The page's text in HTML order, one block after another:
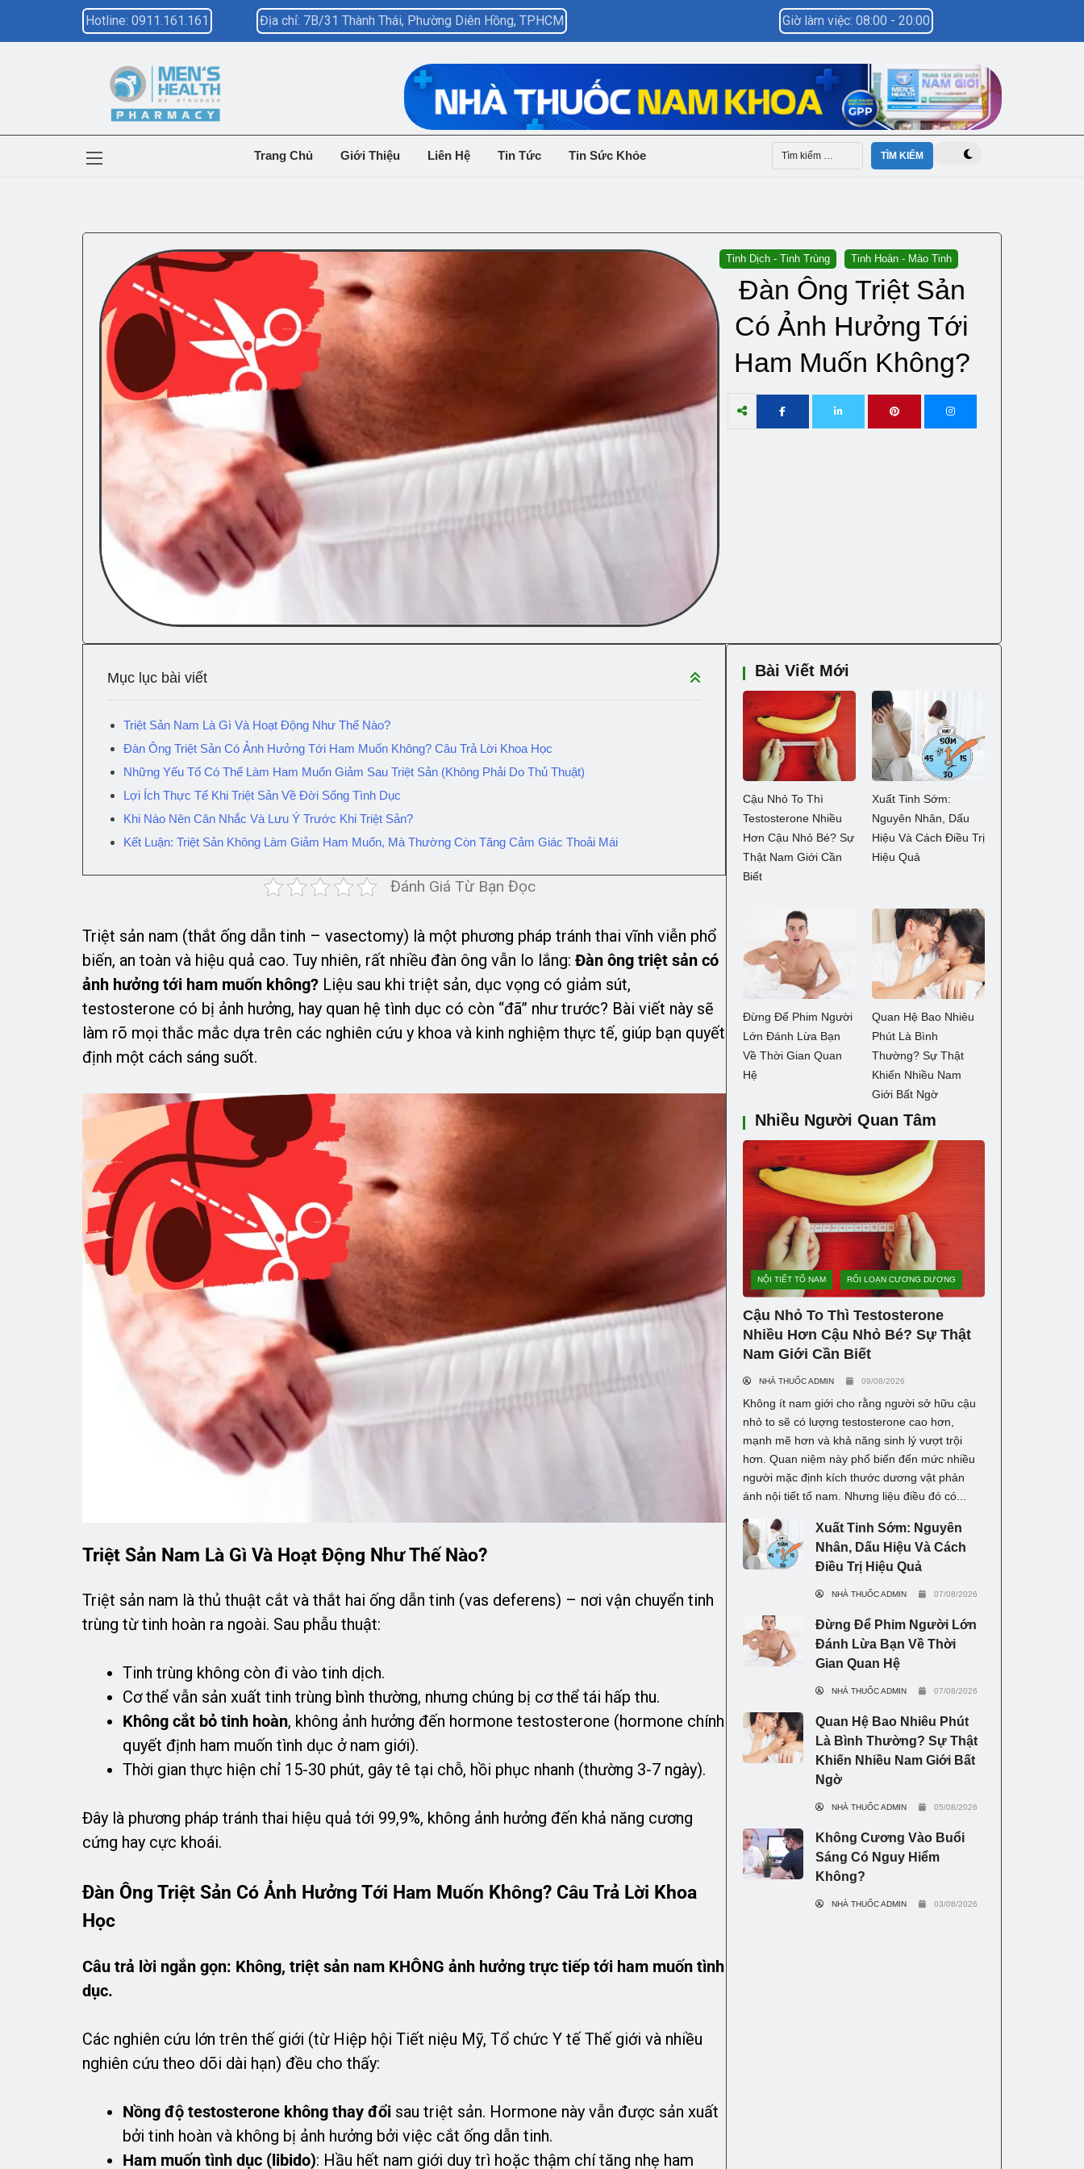
Hotline: 0911.161.161 Địa chỉ: 7B/31 Thành Thái, Phường Diên Hồng, TPHCM Giờ làm việc: 08:00 - 20:00
Trang Chủ Giới Thiệu Liên Hệ Tin Tức Tin Sức Khỏe
Tinh Dịch - Tinh Trùng Tinh Hoàn - Mào Tinh
Đàn Ông Triệt Sản
Có Ảnh Hưởng Tới
Ham Muốn Không?
Mục lục bài viết
Triệt Sản Nam Là Gì Và Hoạt Động Như Thế Nào?
Đàn Ông Triệt Sản Có Ảnh Hưởng Tới Ham Muốn Không? Câu Trả Lời Khoa Học
Những Yếu Tố Có Thể Làm Ham Muốn Giảm Sau Triệt Sản (Không Phải Do Thủ Thuật)
Lợi Ích Thực Tế Khi Triệt Sản Về Đời Sống Tình Dục
Khi Nào Nên Cân Nhắc Và Lưu Ý Trước Khi Triệt Sản?
Kết Luận: Triệt Sản Không Làm Giảm Ham Muốn, Mà Thường Còn Tăng Cảm Giác Thoải Mái
Đánh Giá Từ Bạn Đọc
Triệt sản nam (thắt ống dẫn tinh – vasectomy) là một phương pháp tránh thai vĩnh viễn phổ
biến, an toàn và hiệu quả cao. Tuy nhiên, rất nhiều đàn ông vẫn lo lắng: Đàn ông triệt sản có
ảnh hưởng tới ham muốn không? Liệu sau khi triệt sản, dục vọng có giảm sút,
testosterone có bị ảnh hưởng, hay quan hệ tình dục có còn “đã” như trước? Bài viết này sẽ
làm rõ mọi thắc mắc dựa trên các nghiên cứu y khoa và kinh nghiệm thực tế, giúp bạn quyết
định một cách sáng suốt.
Triệt Sản Nam Là Gì Và Hoạt Động Như Thế Nào?
Triệt sản nam là thủ thuật cắt và thắt hai ống dẫn tinh (vas deferens) – nơi vận chuyển tinh
trùng từ tinh hoàn ra ngoài. Sau phẫu thuật:
Tinh trùng không còn đi vào tinh dịch.
Cơ thể vẫn sản xuất tinh trùng bình thường, nhưng chúng bị cơ thể tái hấp thu.
Không cắt bỏ tinh hoàn, không ảnh hưởng đến hormone testosterone (hormone chính
quyết định ham muốn tình dục ở nam giới).
Thời gian thực hiện chỉ 15-30 phút, gây tê tại chỗ, hồi phục nhanh (thường 3-7 ngày).
Đây là phương pháp tránh thai hiệu quả tới 99,9%, không ảnh hưởng đến khả năng cương
cứng hay cực khoái.
Đàn Ông Triệt Sản Có Ảnh Hưởng Tới Ham Muốn Không? Câu Trả Lời Khoa
Học
Câu trả lời ngắn gọn: Không, triệt sản nam KHÔNG ảnh hưởng trực tiếp tới ham muốn tình
dục.
Các nghiên cứu lớn trên thế giới (từ Hiệp hội Tiết niệu Mỹ, Tổ chức Y tế Thế giới và nhiều
nghiên cứu theo dõi dài hạn) đều cho thấy:
Nồng độ testosterone không thay đổi sau triệt sản. Hormone này vẫn được sản xuất
bởi tinh hoàn và không bị ảnh hưởng bởi việc cắt ống dẫn tinh.
Ham muốn tình dục (libido): Hầu hết nam giới duy trì hoặc thậm chí tăng nhẹ ham
Bài Viết Mới
Cậu Nhỏ To Thì
Testosterone Nhiều
Hơn Cậu Nhỏ Bé? Sự
Thật Nam Giới Cần
Biết
Xuất Tinh Sớm:
Nguyên Nhân, Dấu
Hiệu Và Cách Điều Trị
Hiệu Quả
Đừng Để Phim Người
Lớn Đánh Lừa Bạn
Về Thời Gian Quan
Hệ
Quan Hệ Bao Nhiêu
Phút Là Bình
Thường? Sự Thật
Khiến Nhiều Nam
Giới Bất Ngờ
Nhiều Người Quan Tâm
NỘI TIẾT TỐ NAM RỐI LOẠN CƯƠNG DƯƠNG
Cậu Nhỏ To Thì Testosterone
Nhiều Hơn Cậu Nhỏ Bé? Sự Thật
Nam Giới Cần Biết
NHÀ THUỐC ADMIN 09/08/2026
Không ít nam giới cho rằng người sở hữu cậu
nhỏ to sẽ có lượng testosterone cao hơn,
mạnh mẽ hơn và khả năng sinh lý vượt trội
hơn. Quan niệm này phổ biến đến mức nhiều
người mặc định kích thước dương vật phản
ánh nội tiết tố nam. Nhưng liệu điều đó có...
Xuất Tinh Sớm: Nguyên
Nhân, Dấu Hiệu Và Cách
Điều Trị Hiệu Quả
NHÀ THUỐC ADMIN 07/08/2026
Đừng Để Phim Người Lớn
Đánh Lừa Bạn Về Thời
Gian Quan Hệ
NHÀ THUỐC ADMIN 07/08/2026
Quan Hệ Bao Nhiêu Phút
Là Bình Thường? Sự Thật
Khiến Nhiều Nam Giới Bất
Ngờ
NHÀ THUỐC ADMIN 05/08/2026
Không Cương Vào Buổi
Sáng Có Nguy Hiểm
Không?
NHÀ THUỐC ADMIN 03/08/2026